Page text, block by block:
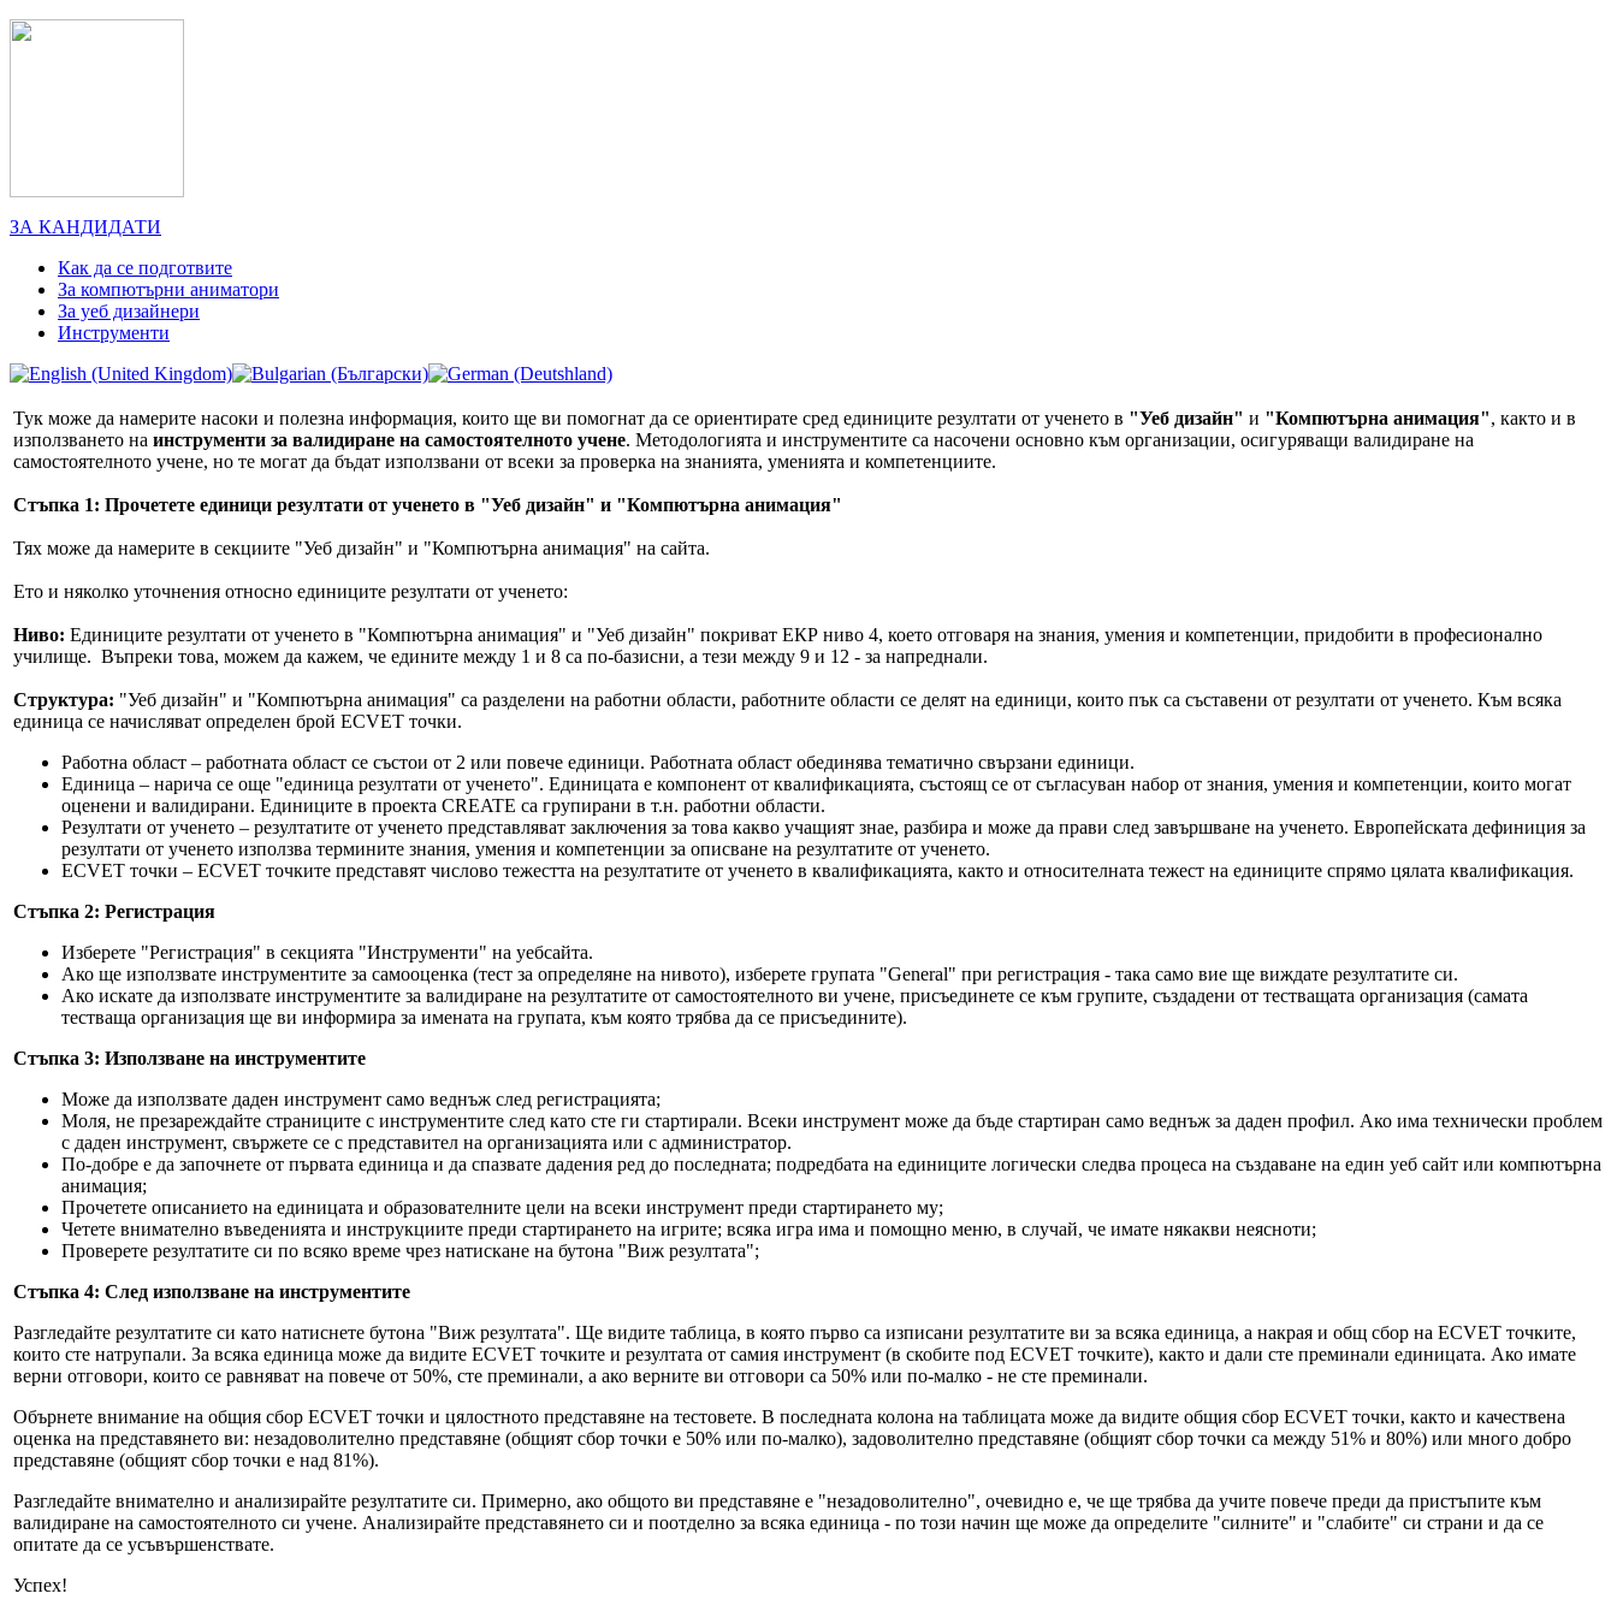
ЗА КАНДИДАТИ
Как да се подготвите
За компютърни аниматори
За уеб дизайнери
Инструменти
Тук може да намерите насоки и полезна информация, които ще ви помогнат да се ориентирате сред единиците резултати от ученето в "Уеб дизайн" и "Компютърна анимация", както и в
използването на инструменти за валидиране на самостоятелното учене. Методологията и инструментите са насочени основно към организации, осигуряващи валидиране на
самостоятелното учене, но те могат да бъдат използвани от всеки за проверка на знанията, уменията и компетенциите.
Стъпка 1: Прочетете единици резултати от ученето в "Уеб дизайн" и "Компютърна анимация"
Тях може да намерите в секциите "Уеб дизайн" и "Компютърна анимация" на сайта.
Ето и няколко уточнения относно единиците резултати от ученето:
Ниво: Единиците резултати от ученето в "Компютърна анимация" и "Уеб дизайн" покриват ЕКР ниво 4, което отговаря на знания, умения и компетенции, придобити в професионално
училище. Въпреки това, можем да кажем, че едините между 1 и 8 са по-базисни, а тези между 9 и 12 - за напреднали.
Структура: "Уеб дизайн" и "Компютърна анимация" са разделени на работни области, работните области се делят на единици, които пък са съставени от резултати от ученето. Към всяка
единица се начисляват определен брой ECVET точки.
Работна област – работната област се състои от 2 или повече единици. Работната област обединява тематично свързани единици.
Единица – нарича се още "единица резултати от ученето". Единицата е компонент от квалификацията, състоящ се от съгласуван набор от знания, умения и компетенции, които могат
оценени и валидирани. Единиците в проекта CREATE са групирани в т.н. работни области.
Резултати от ученето – резултатите от ученето представляват заключения за това какво учащият знае, разбира и може да прави след завършване на ученето. Европейската дефиниция за
резултати от ученето използва термините знания, умения и компетенции за описване на резултатите от ученето.
ECVET точки – ECVET точките представят числово тежестта на резултатите от ученето в квалификацията, както и относителната тежест на единиците спрямо цялата квалификация.
Стъпка 2: Регистрация
Изберете "Регистрация" в секцията "Инструменти" на уебсайта.
Ако ще използвате инструментите за самооценка (тест за определяне на нивото), изберете групата "General" при регистрация - така само вие ще виждате резултатите си.
Ако искате да използвате инструментите за валидиране на резултатите от самостоятелното ви учене, присъединете се към групите, създадени от тестващата организация (самата
тестваща организация ще ви информира за имената на групата, към която трябва да се присъедините).
Стъпка 3: Използване на инструментите
Може да използвате даден инструмент само веднъж след регистрацията;
Моля, не презареждайте страниците с инструментите след като сте ги стартирали. Всеки инструмент може да бъде стартиран само веднъж за даден профил. Ако има технически проблем
с даден инструмент, свържете се с представител на организацията или с администратор.
По-добре е да започнете от първата единица и да спазвате дадения ред до последната; подредбата на единиците логически следва процеса на създаване на един уеб сайт или компютърна
анимация;
Прочетете описанието на единицата и образователните цели на всеки инструмент преди стартирането му;
Четете внимателно въведенията и инструкциите преди стартирането на игрите; всяка игра има и помощно меню, в случай, че имате някакви неясноти;
Проверете резултатите си по всяко време чрез натискане на бутона "Виж резултата";
Стъпка 4: След използване на инструментите
Разгледайте резултатите си като натиснете бутона "Виж резултата". Ще видите таблица, в която първо са изписани резултатите ви за всяка единица, а накрая и общ сбор на ECVET точките,
които сте натрупали. За всяка единица може да видите ECVET точките и резултата от самия инструмент (в скобите под ECVET точките), както и дали сте преминали единицата. Ако имате
верни отговори, които се равняват на повече от 50%, сте преминали, а ако верните ви отговори са 50% или по-малко - не сте преминали.
Обърнете внимание на общия сбор ECVET точки и цялостното представяне на тестовете. В последната колона на таблицата може да видите общия сбор ECVET точки, както и качествена
оценка на представянето ви: незадоволително представяне (общият сбор точки е 50% или по-малко), задоволително представяне (общият сбор точки са между 51% и 80%) или много добро
представяне (общият сбор точки е над 81%).
Разгледайте внимателно и анализирайте резултатите си. Примерно, ако общото ви представяне е "незадоволително", очевидно е, че ще трябва да учите повече преди да пристъпите към
валидиране на самостоятелното си учене. Анализирайте представянето си и поотделно за всяка единица - по този начин ще може да определите "силните" и "слабите" си страни и да се
опитате да се усъвършенствате.
Успех!